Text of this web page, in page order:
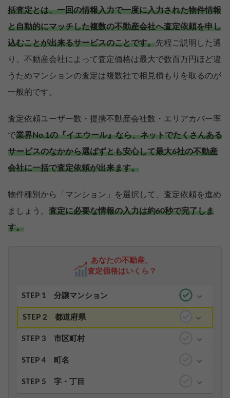
括査定とは、一回の情報入力で一度に入力された物件情報
と自動的にマッチした複数の不動産会社へ査定依頼を申し
込むことが出来るサービスのことです。先程ご説明した通
り、不動産会社によって査定価格は最大で数百万円ほど違
うためマンションの査定は複数社で相見積もりを取るのが
一般的です。
査定依頼ユーザー数・提携不動産会社数・エリアカバー率
で業界No.1の『イエウール』なら、ネットでたくさんある
サービスのなかから選ばずとも安心して最大6社の不動産
会社に一括で査定依頼が出来ます。
物件種別から「マンション」を選択して、査定依頼を進め
ましょう。 査定に必要な情報の入力は約60秒で完了しま
す。
あなたの不動産、
査定価格はいくら？
STEP 1 分譲マンション
STEP 2 都道府県
STEP 3 市区町村
STEP 4 町名
STEP 5 字・丁目